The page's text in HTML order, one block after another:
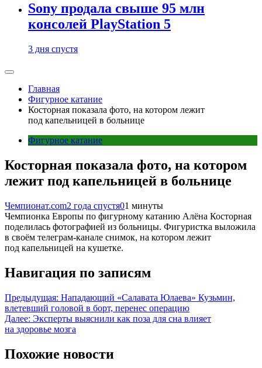
Sony продала свыше 95 млн
консолей PlayStation 5
3 дня спустя
Главная
Фигурное катание
Косторная показала фото, на котором лежит
под капельницей в больнице
Фигурное катание
Косторная показала фото, на котором
лежит под капельницей в больнице
Чемпионат.com2 года спустя01 минуты
Чемпионка Европы по фигурному катанию Алёна Косторная
поделилась фотографией из больницы. Фигуристка выложила
в своём телеграм-канале снимок, на котором лежит
под капельницей на кушетке.
Навигация по записям
Предыдущая: Нападающий «Салавата Юлаева» Кузьмин,
влетевший головой в борт, перенес операцию
Далее: Эксперты выяснили как поза для сна влияет
на здоровье мозга
Похожие новости